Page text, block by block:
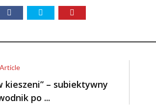
kieszeni” – subiektywny
po ...